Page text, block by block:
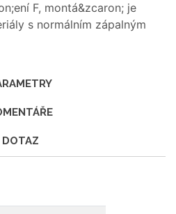
F, montá&zcaron; je
s normálním zápalným
DOTAZ